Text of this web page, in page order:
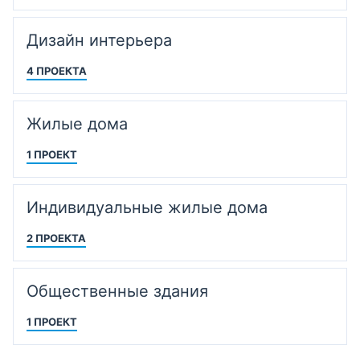
Дизайн интерьера
4 ПРОЕКТА
Жилые дома
1 ПРОЕКТ
Индивидуальные жилые дома
2 ПРОЕКТА
Общественные здания
1 ПРОЕКТ